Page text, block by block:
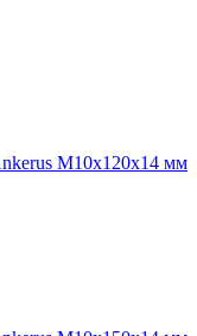
М10х120х14 мм